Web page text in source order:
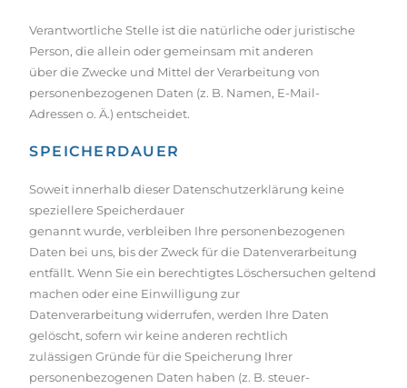
Verantwortliche Stelle ist die natürliche oder juristische
Person, die allein oder gemeinsam mit anderen
über die Zwecke und Mittel der Verarbeitung von
personenbezogenen Daten (z. B. Namen, E-Mail-
Adressen o. Ä.) entscheidet.
SPEICHERDAUER
Soweit innerhalb dieser Datenschutzerklärung keine
speziellere Speicherdauer
genannt wurde, verbleiben Ihre personenbezogenen
Daten bei uns, bis der Zweck für die Datenverarbeitung
entfällt. Wenn Sie ein berechtigtes Löschersuchen geltend
machen oder eine Einwilligung zur
Datenverarbeitung widerrufen, werden Ihre Daten
gelöscht, sofern wir keine anderen rechtlich
zulässigen Gründe für die Speicherung Ihrer
personenbezogenen Daten haben (z. B. steuer-